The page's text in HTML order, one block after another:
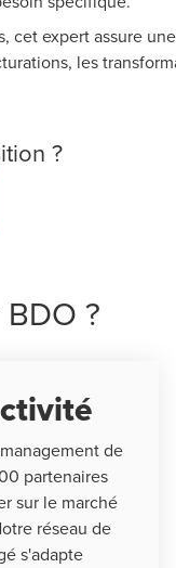
cet expert assure
les
?
?
de
partenaires
sur le marché
réseau de
s'adapte